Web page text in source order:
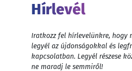
Hírlevél
Iratkozz fel hírlevelünkre, hogy
legyél az újdonságokkal és
kapcsolatban. Legyél részese
ne maradj le semmiről!